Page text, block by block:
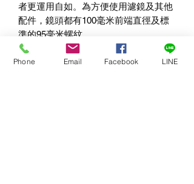
者更運用自如。為方便使用濾鏡及其他
配件，鏡頭都有100毫米前端直徑及標
準的95毫米螺紋。
產品特色
Phone Email Facebook LINE